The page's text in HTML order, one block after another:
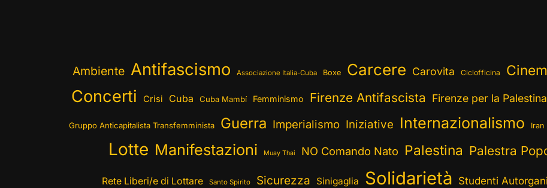
Ambiente Antifascismo Associazione Italia-Cuba Boxe Carcere Carovita Ciclofficina
Concerti Crisi Cuba Cuba Mambí Femminismo Firenze Antifascista Firenze per la Palestina
Gruppo Anticapitalista Transfemminista Guerra Imperialismo Iniziative Internazionalismo Iran
Lotte Manifestazioni Muay Thai NO Comando Nato Palestina Palestra
Rete Liberi/e di Lottare Santo Spirito Sicurezza Sinigaglia Solidarietà Studenti